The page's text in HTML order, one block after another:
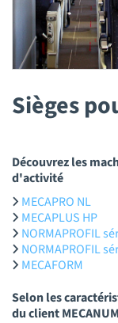
Sièges
Découvrez les
d'activité
MECAPRO NL
MECAPLUS HP
NORMAPROFIL
NORMAPROFIL
MECAFORM
Selon les
du client